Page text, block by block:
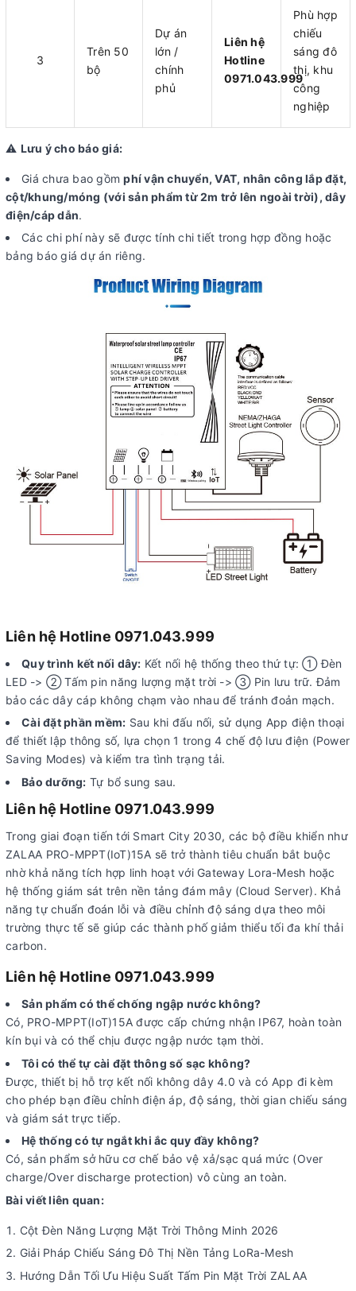
3
Trên 50
bộ
Dự án
lớn /
chính
phủ
Liên hệ
Hotline
0971.043.999
Phù hợp
chiếu
sáng đô
thị, khu
công
nghiệp
⚠️ Lưu ý cho báo giá:
Giá chưa bao gồmphí vận chuyển, VAT, nhân công lắp đặt,
cột/khung/móng (với sản phẩm từ 2m trở lên ngoài trời), dây
điện/cáp dẫn.
Các chi phí này sẽ được tính chi tiết trong hợp đồng hoặc
bảng báo giá dự án riêng.
Liên hệ Hotline 0971.043.999
Quy trình kết nối dây: Kết nối hệ thống theo thứ tự: ① Đèn
LED -> ② Tấm pin năng lượng mặt trời -> ③ Pin lưu trữ. Đảm
bảo các dây cáp không chạm vào nhau để tránh đoản mạch.
Cài đặt phần mềm: Sau khi đấu nối, sử dụng App điện thoại
để thiết lập thông số, lựa chọn 1 trong 4 chế độ lưu điện (Power
Saving Modes) và kiểm tra tình trạng tải.
Bảo dưỡng: Tự bổ sung sau.
Liên hệ Hotline 0971.043.999
Trong giai đoạn tiến tới Smart City 2030, các bộ điều khiển như
ZALAA PRO-MPPT(IoT)15A sẽ trở thành tiêu chuẩn bắt buộc
nhờ khả năng tích hợp linh hoạt với Gateway Lora-Mesh hoặc
hệ thống giám sát trên nền tảng đám mây (Cloud Server). Khả
năng tự chuẩn đoán lỗi và điều chỉnh độ sáng dựa theo môi
trường thực tế sẽ giúp các thành phố giảm thiểu tối đa khí thải
carbon.
Liên hệ Hotline 0971.043.999
Sản phẩm có thể chống ngập nước không?
Có, PRO-MPPT(IoT)15A được cấp chứng nhận IP67, hoàn toàn
kín bụi và có thể chịu được ngập nước tạm thời.
Tôi có thể tự cài đặt thông số sạc không?
Được, thiết bị hỗ trợ kết nối không dây 4.0 và có App đi kèm
cho phép bạn điều chỉnh điện áp, độ sáng, thời gian chiếu sáng
và giám sát trực tiếp.
Hệ thống có tự ngắt khi ắc quy đầy không?
Có, sản phẩm sở hữu cơ chế bảo vệ xả/sạc quá mức (Over
charge/Over discharge protection) vô cùng an toàn.
Bài viết liên quan:
Cột Đèn Năng Lượng Mặt Trời Thông Minh 2026
Giải Pháp Chiếu Sáng Đô Thị Nền Tảng LoRa-Mesh
Hướng Dẫn Tối Ưu Hiệu Suất Tấm Pin Mặt Trời ZALAA